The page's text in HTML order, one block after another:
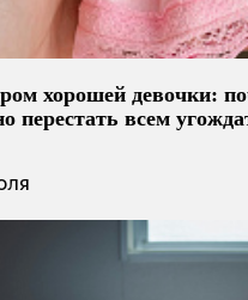
хорошей девочки:
перестать всем